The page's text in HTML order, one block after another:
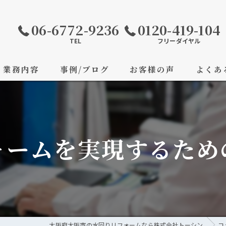
06-6772-9236
TEL
0120-419-104
フリーダイヤル
業務内容 事例/ブログ お客様の声 よく
ムを実現するた